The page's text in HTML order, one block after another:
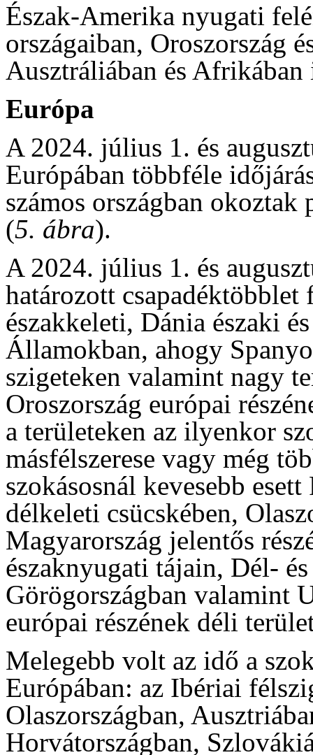
Észak-Amerika nyugati
országaiban, Oroszország
Ausztráliában és Afrikában
Európa
A 2024. július 1. és
Európában többféle
számos országban okoztak
(5. ábra).
A 2024. július 1. és
határozott
északkeleti, Dánia északi
Államokban, ahogy
szigeteken valamint nagy
Oroszország európai
a területeken az ilyenkor
másfélszerese vagy még
szokásosnál kevesebb
délkeleti csücskében,
Magyarország jelentős
északnyugati tájain, Dél-
Görögországban valamint
európai részének déli
Melegebb volt az idő a
Európában: az Ibériai
Olaszországban,
Horvátországban,